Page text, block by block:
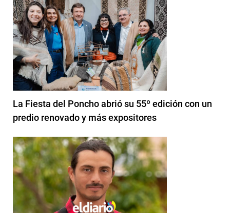
La Fiesta del Poncho abrió su 55º edición con un
predio renovado y más expositores